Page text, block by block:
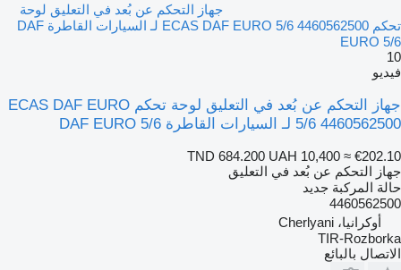
جهاز التحكم عن بُعد في التعليق لوحة
تحكم ECAS DAF EURO 5/6 4460562500 لـ السيارات القاطرة DAF
EURO 5/6
10
فيديو
جهاز التحكم عن بُعد في التعليق لوحة تحكم ECAS DAF EURO
5/6 4460562500 لـ السيارات القاطرة DAF EURO 5/6
TND 684.200 UAH 10,400 ≈ €202.10
جهاز التحكم عن بُعد في التعليق
حالة المركبة جديد
4460562500
أوكرانيا، Cherlyani
TIR-Rozborka
الاتصال بالبائع